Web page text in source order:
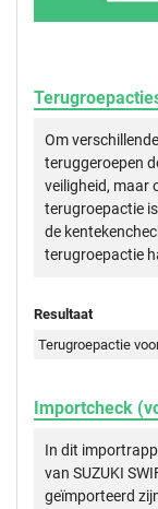
Om
teruggeroepen
veiligheid, maar
terugroepactie
de
terugroepactie
Resultaat
Terugroepactie
Importcheck
In dit
van SUZUKI
geïmporteerd